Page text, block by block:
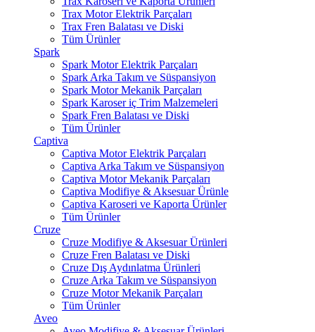
Trax Motor Elektrik Parçaları
Trax Fren Balatası ve Diski
Tüm Ürünler
Spark
Spark Motor Elektrik Parçaları
Spark Arka Takım ve Süspansiyon
Spark Motor Mekanik Parçaları
Spark Karoser iç Trim Malzemeleri
Spark Fren Balatası ve Diski
Tüm Ürünler
Captiva
Captiva Motor Elektrik Parçaları
Captiva Arka Takım ve Süspansiyon
Captiva Motor Mekanik Parçaları
Captiva Modifiye & Aksesuar Ürünle
Captiva Karoseri ve Kaporta Ürünler
Tüm Ürünler
Cruze
Cruze Modifiye & Aksesuar Ürünleri
Cruze Fren Balatası ve Diski
Cruze Dış Aydınlatma Ürünleri
Cruze Arka Takım ve Süspansiyon
Cruze Motor Mekanik Parçaları
Tüm Ürünler
Aveo